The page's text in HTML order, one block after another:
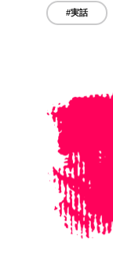
#実話